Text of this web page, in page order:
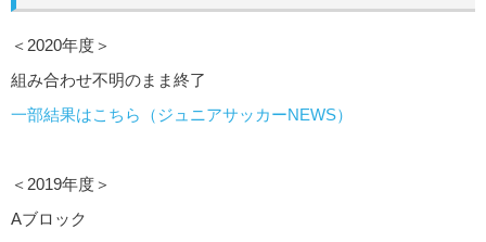
＜2020年度＞
組み合わせ不明のまま終了
一部結果はこちら（ジュニアサッカーNEWS）
＜2019年度＞
Aブロック